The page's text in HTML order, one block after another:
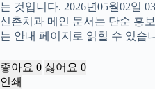
는 것입니다. 2026년05월02일
신촌치과 메인 문서는 단순 홍
는 안내 페이지로 읽힐 수 있습
좋아요 0 싫어요 0
인쇄